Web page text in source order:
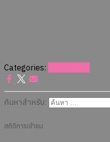
Categories:
ค้นหาสำหรับ:
สถิติการเข้าชม